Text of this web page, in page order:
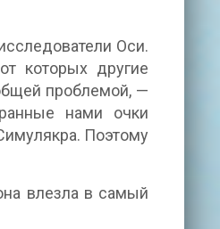
Оси.
которых другие
проблемой, —
нами очки
Поэтому
влезла в самый